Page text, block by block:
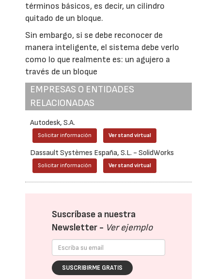
términos básicos, es decir, un cilindro
quitado de un bloque.
Sin embargo, si se debe reconocer de
manera inteligente, el sistema debe verlo
como lo que realmente es: un agujero a
través de un bloque
EMPRESAS O ENTIDADES
RELACIONADAS
Autodesk, S.A.
Solicitar información Ver stand virtual
Dassault Systèmes España, S.L. - SolidWorks
Solicitar información Ver stand virtual
Suscríbase a nuestra
Newsletter - Ver ejemplo
SUSCRIBIRME GRATIS